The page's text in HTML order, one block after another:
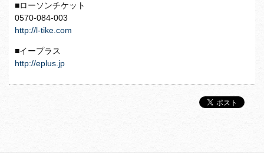
■ローソンチケット
0570-084-003
http://l-tike.com
■イープラス
http://eplus.jp